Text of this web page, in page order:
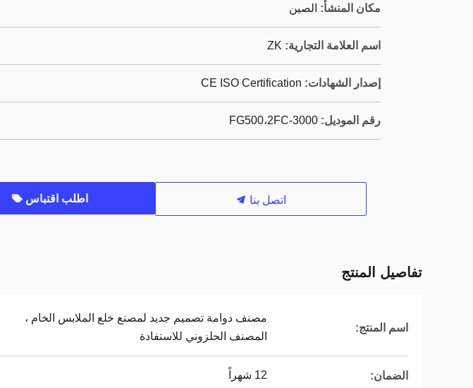
مكان المنشأ: الصين
اسم العلامة التجارية: ZK
إصدار الشهادات: CE ISO Certification
رقم الموديل: FG500،2FC-3000
اتصل بنا اطلب اقتباس
تفاصيل المنتج
اسم المنتج:
مصنف دوامة تصميم جديد لمصنع خلع الملابس الخام ،
المصنف الحلزوني للاستفادة
الضمان: 12 شهراً